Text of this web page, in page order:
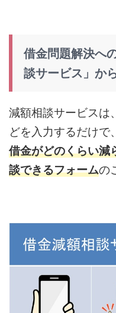
借金問題解決へ
談サービス」か
減額相談サービスは
どを入力するだけで
借金がどのくらい減
談できるフォームの